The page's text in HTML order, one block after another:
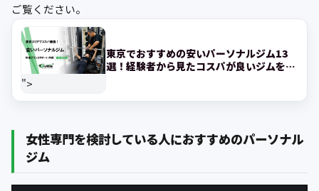
ご覧ください。
">
東京でおすすめの安いパーソナルジム13
選！経験者から見たコスパが良いジムを紹
女性専門を検討している人におすすめのパーソナル
ジム